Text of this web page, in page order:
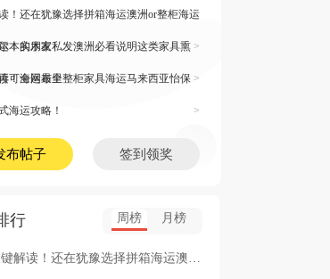
！还在犹豫选择拼箱海运澳洲or整柜海运
本的朋友 >
！实木家私发澳洲必看说明这类家具熏
可海运布里 >
！全网最全整柜家具海运马来西亚怡保
海运攻略！ >
布帖子 签到领奖
行 周榜 月榜
解读！还在犹豫选择拼箱海运澳洲or整柜海运悉尼墨尔本的朋友